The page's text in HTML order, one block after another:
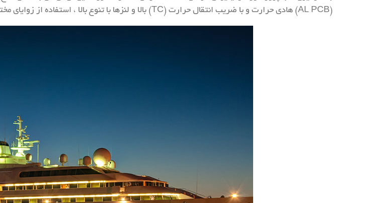
(AL PCB) هادی حرارت و با ضریب انتقال حرارت (TC) بالا و لنزها با تنوع بالا ، استفاده از زوایای مختلف جهت هدایت هر چه بهتر نور.